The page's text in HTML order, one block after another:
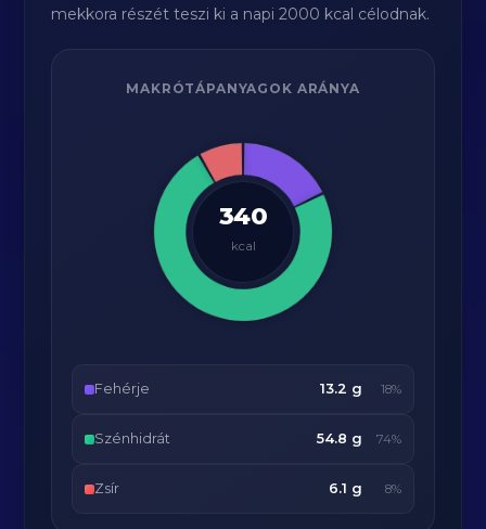
mekkora részét teszi ki a napi 2000 kcal célodnak.
MAKRÓTÁPANYAGOK ARÁNYA
340
kcal
Fehérje 13.2 g 18%
Szénhidrát 54.8 g 74%
Zsír 6.1 g 8%